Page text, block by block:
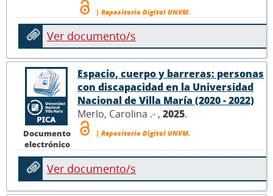
| Repositorio Digital UNVM.
Ver documento/s
Documento
electrónico
Espacio, cuerpo y barreras: personas
con discapacidad en la Universidad
Nacional de Villa María (2020 - 2022)
Merlo, Carolina .- , 2025.
| Repositorio Digital UNVM.
Ver documento/s